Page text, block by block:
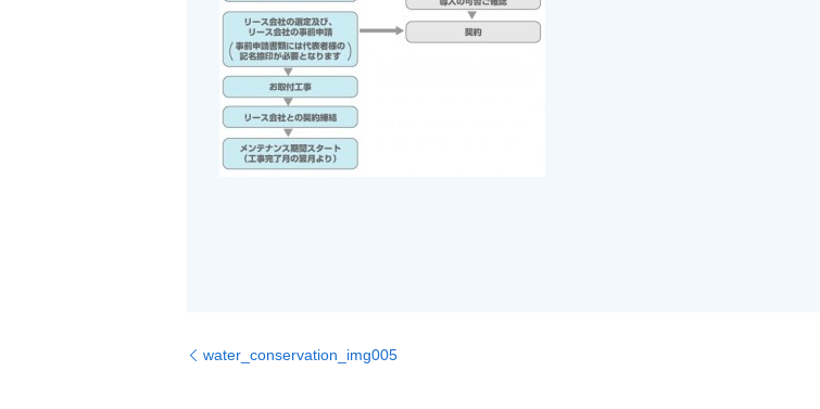
water_conservation_img005